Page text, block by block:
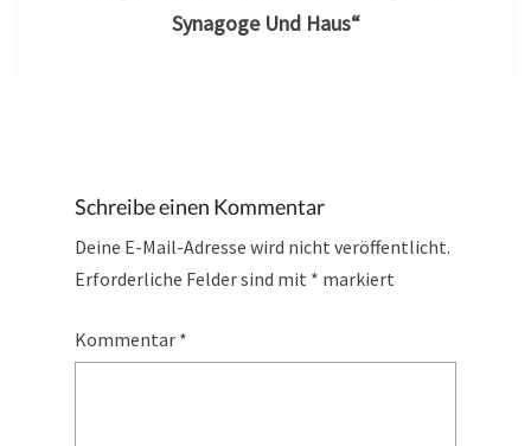
Synagoge Und Haus“
Schreibe einen Kommentar
Deine E-Mail-Adresse wird nicht veröffentlicht.
Erforderliche Felder sind mit * markiert
Kommentar *